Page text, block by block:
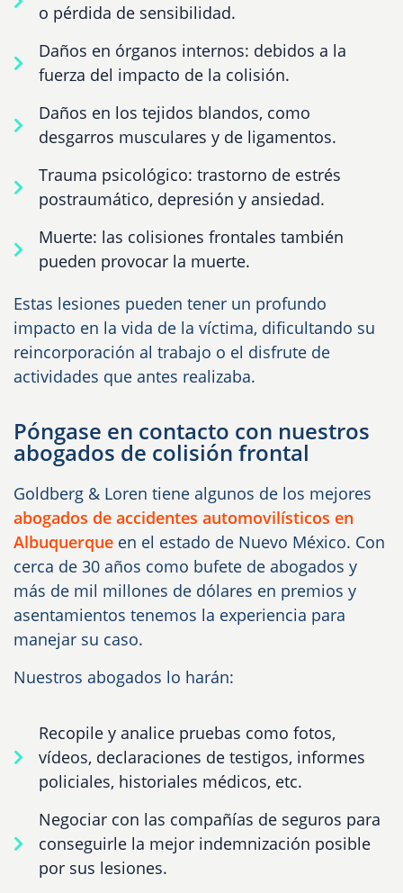
o pérdida de sensibilidad.
Daños en órganos internos: debidos a la
fuerza del impacto de la colisión.
Daños en los tejidos blandos, como
desgarros musculares y de ligamentos.
Trauma psicológico: trastorno de estrés
postraumático, depresión y ansiedad.
Muerte: las colisiones frontales también
pueden provocar la muerte.
Estas lesiones pueden tener un profundo
impacto en la vida de la víctima, dificultando su
reincorporación al trabajo o el disfrute de
actividades que antes realizaba.
Póngase en contacto con nuestros
abogados de colisión frontal
Goldberg & Loren tiene algunos de los mejores
abogados de accidentes automovilísticos en
Albuquerque en el estado de Nuevo México. Con
cerca de 30 años como bufete de abogados y
más de mil millones de dólares en premios y
asentamientos tenemos la experiencia para
manejar su caso.
Nuestros abogados lo harán:
Recopile y analice pruebas como fotos,
vídeos, declaraciones de testigos, informes
policiales, historiales médicos, etc.
Negociar con las compañías de seguros para
conseguirle la mejor indemnización posible
por sus lesiones.